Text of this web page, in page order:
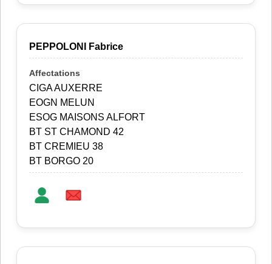
PEPPOLONI Fabrice
CIGA AUXERRE
EOGN MELUN
ESOG MAISONS ALFORT
BT ST CHAMOND 42
BT CREMIEU 38
BT BORGO 20